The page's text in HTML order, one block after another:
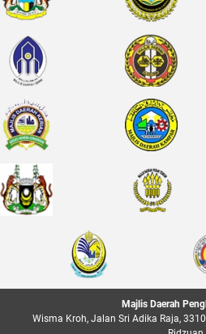
Majlis Daerah
Wisma Kroh, Jalan Sri Adika Raja,